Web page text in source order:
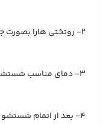
2- روتختی هارا بصورت جداگانه در ماشین لباسشویی بیندازید.
3- دمای مناسب شستشوی آب 30 درجه سانتی گراد می‌باشد.
4- بعد از اتمام شستشو روتختی را از لباسشویی خارج کنید.